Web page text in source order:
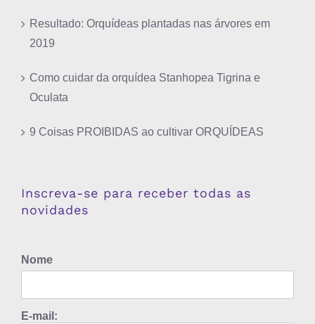
Resultado: Orquídeas plantadas nas árvores em
2019
Como cuidar da orquídea Stanhopea Tigrina e
Oculata
9 Coisas PROIBIDAS ao cultivar ORQUÍDEAS
Inscreva-se para receber todas as
novidades
Nome
E-mail: